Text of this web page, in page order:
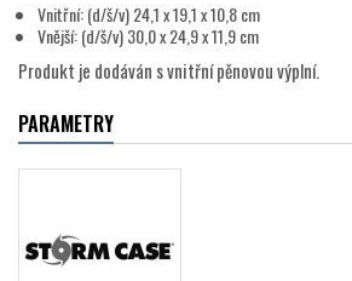
Vnitřní: (d/š/v) 24,1 x 19,1 x 10,8 cm
Vnější: (d/š/v) 30,0 x 24,9 x 11,9 cm
Produkt je dodáván s vnitřní pěnovou výplní.
PARAMETRY